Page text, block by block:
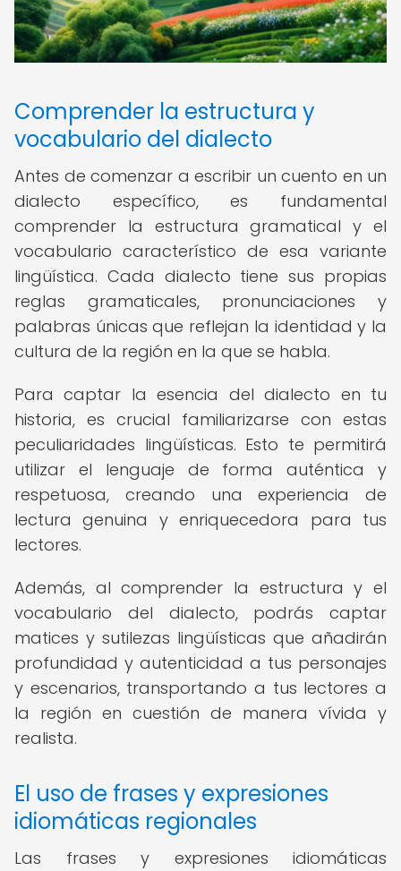
Comprender la estructura y
vocabulario del dialecto
Antes de comenzar a escribir un cuento en un
dialecto específico, es fundamental
comprender la estructura gramatical y el
vocabulario característico de esa variante
lingüística. Cada dialecto tiene sus propias
reglas gramaticales, pronunciaciones y
palabras únicas que reflejan la identidad y la
cultura de la región en la que se habla.
Para captar la esencia del dialecto en tu
historia, es crucial familiarizarse con estas
peculiaridades lingüísticas. Esto te permitirá
utilizar el lenguaje de forma auténtica y
respetuosa, creando una experiencia de
lectura genuina y enriquecedora para tus
lectores.
Además, al comprender la estructura y el
vocabulario del dialecto, podrás captar
matices y sutilezas lingüísticas que añadirán
profundidad y autenticidad a tus personajes
y escenarios, transportando a tus lectores a
la región en cuestión de manera vívida y
realista.
El uso de frases y expresiones
idiomáticas regionales
Las frases y expresiones idiomáticas